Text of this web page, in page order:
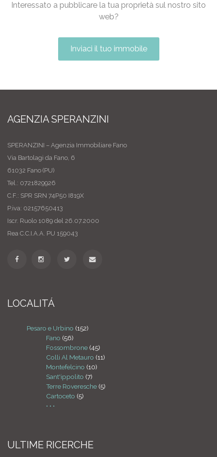
Interessato a pubblicare la tua proprietà sul nostro sito
web?
Inviaci il tuo immobile
AGENZIA SPERANZINI
SPERANZINI – Agenzia Immobiliare Fano
Via Bartolagi da Fano, 6
61032 Fano (PU)
Tel.: 0721829926
C.F.: SPR SRN 74P50 I819X
P.iva: 02157650413
Iscr. Ruolo 1089 del 26.07.2000
Rea C.C.I.A.A. PU 159043
LOCALITÁ
Pesaro e Urbino (152)
Fano (56)
Fossombrone (45)
Colli Al Metauro (11)
Montefelcino (10)
Sant'ippolito (7)
Terre Roveresche (5)
Cartoceto (5)
• • •
ULTIME RICERCHE